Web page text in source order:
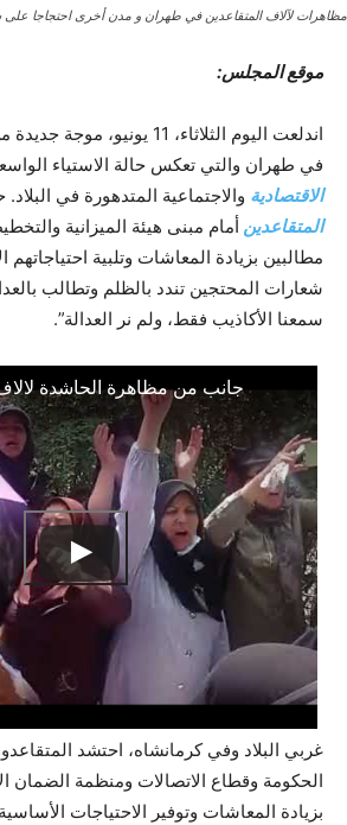
مظاهرات لآلاف المتقاعدين في طهران و مدن أخرى احتجاجا على
موقع المجلس:
اندلعت اليوم الثلاثاء، 11
في طهران والتي تعكس حالة الاستياء
الاقتصادية والاجتماعية المتدهورة في
المتقاعدين أمام مبنى هيئة الميزانية
مطالبين بزيادة المعاشات وتلبية
شعارات المحتجين تندد بالظلم وتطالب
سمعنا الأكاذيب فقط، ولم نر العدالة”.
جانب من مظاهرة الحاشدة
غربي البلاد وفي كرمانشاه، احتشد
الحكومة وقطاع الاتصالات ومنظمة الضمان
بزيادة المعاشات وتوفير الاحتياجات